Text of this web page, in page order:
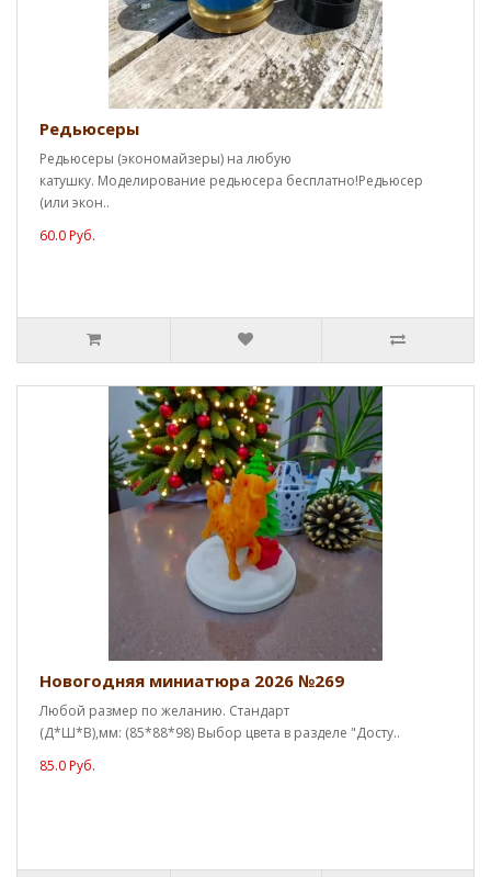
Редьюсеры
Редьюсеры (экономайзеры) на любую
катушку. Моделирование редьюсера бесплатно!Редьюсер
(или экон..
60.0 Руб.
Новогодняя миниатюра 2026 №269
Любой размер по желанию. Стандарт
(Д*Ш*В),мм: (85*88*98) Выбор цвета в разделе "Досту..
85.0 Руб.